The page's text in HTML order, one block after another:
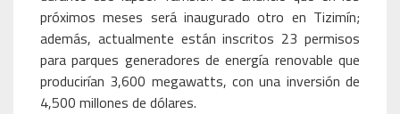
próximos meses será inaugurado otro en Tizimín;
además, actualmente están inscritos 23 permisos
para parques generadores de energía renovable que
producirían 3,600 megawatts, con una inversión de
4,500 millones de dólares.